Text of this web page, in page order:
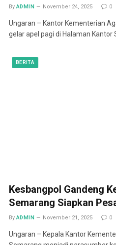
By ADMIN November 24, 2025 0
Ungaran – Kantor Kementerian
gelar apel pagi di Halaman Kantor
BERITA
Kesbangpol Gandeng
Semarang Siapkan
By ADMIN November 21, 2025 0
Ungaran – Kepala Kantor